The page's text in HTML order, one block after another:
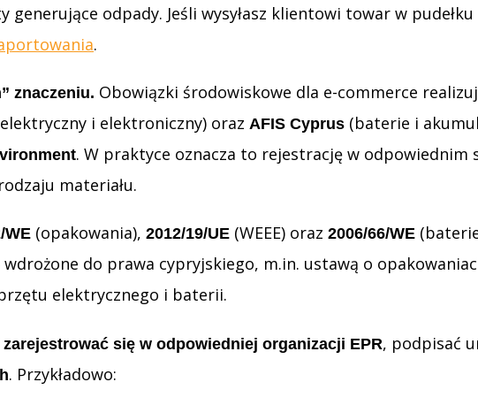
generujące odpady. Jeśli wysyłasz klientowi towar w
.
znaczeniu. Obowiązki środowiskowe dla e-commerce
i elektroniczny) oraz AFIS Cyprus (baterie i
. W praktyce oznacza to rejestrację w odpowiednim
materiału.
WE (opakowania), 2012/19/UE (WEEE) oraz 2006/66/WE
do prawa cypryjskiego, m.in. ustawą o
elektrycznego i baterii.
zarejestrować się w odpowiedniej organizacji EPR, podpisać
. Przykładowo: